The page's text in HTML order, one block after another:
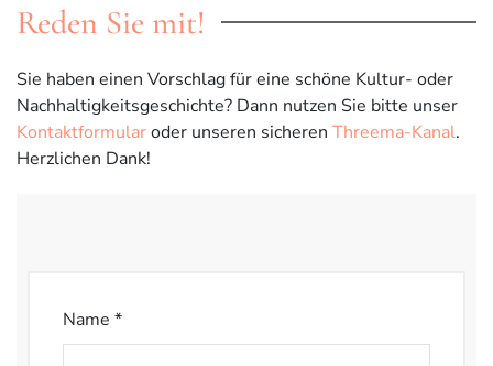
Reden Sie mit!
Sie haben einen Vorschlag für eine schöne Kultur- oder
Nachhaltigkeitsgeschichte? Dann nutzen Sie bitte unser
Kontaktformularoder unseren sicheren Threema-Kanal.
Herzlichen Dank!
Name *